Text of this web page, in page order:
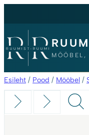
MÖÖBEL,
Esileht / Pood / Mööbel /